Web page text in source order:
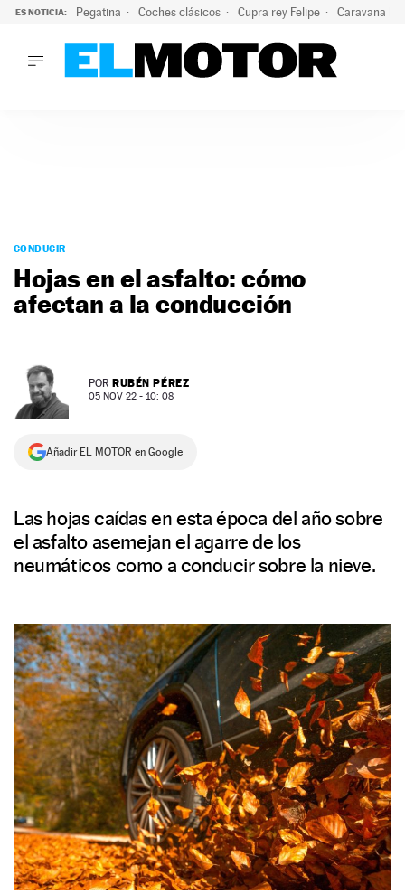
ES NOTICIA: Pegatina Coches clásicos Cupra rey Felipe Caravana
PODCAST
MOTOS
TECNOLOGÍA
PREMIOS
SERVICIOS
CONDUCIR
Hojas en el asfalto: cómo
afectan a la conducción
POR RUBÉN PÉREZ
05 NOV 22 - 10: 08
Añadir EL MOTOR en Google
Las hojas caídas en esta época del año sobre
el asfalto asemejan el agarre de los
neumáticos como a conducir sobre la nieve.